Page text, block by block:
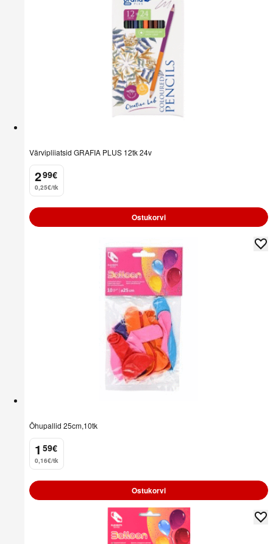
Värvipliiatsid GRAFIA PLUS 12tk 24v
2
. 99€
0,25€/tk
Ostukorvi
Õhupallid 25cm,10tk
1
. 59€
0,16€/tk
Ostukorvi